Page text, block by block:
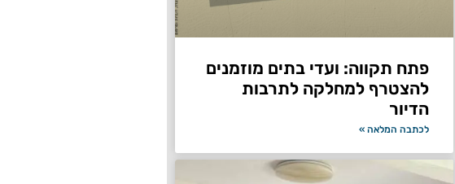
פתח תקווה: ועדי בתים מוזמנים
להצטרף למחלקה לתרבות
הדיור
לכתבה המלאה »